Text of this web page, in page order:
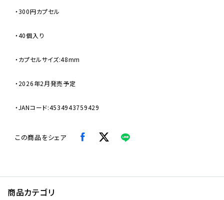
・300円カプセル
・40個入り
・カプセルサイズ:48mm
・2026年2月発売予定
・JANコード:4534943759429
この商品をシェア
商品カテゴリ